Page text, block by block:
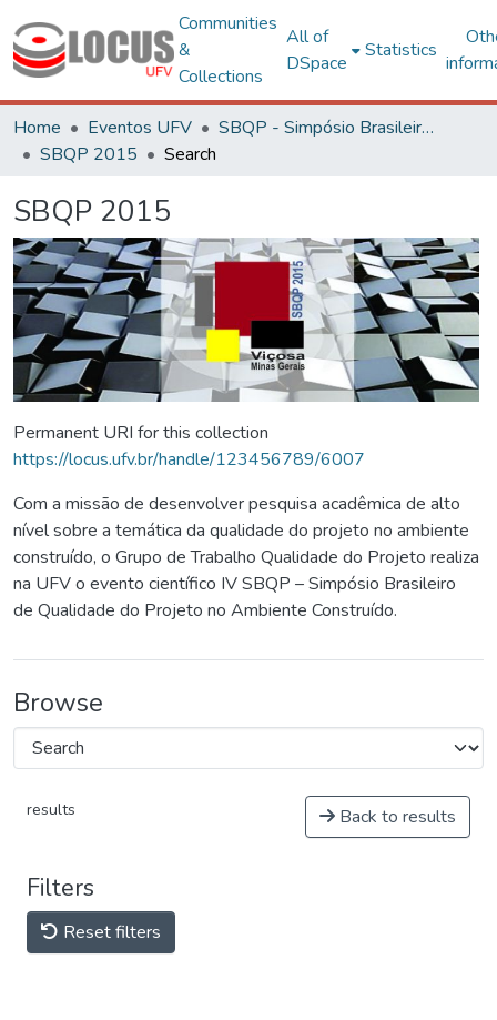
Communities
&
Collections
All of
DSpace
Statistics
Home Eventos UFV
SBQP - Simpósio Brasileiro de Qualidade do Projeto no Ambiente Construído
SBQP 2015
Search
SBQP 2015
Permanent URI for this collection
https://locus.ufv.br/handle/123456789/6007
Com a missão de desenvolver pesquisa acadêmica de alto
nível sobre a temática da qualidade do projeto no ambiente
construído, o Grupo de Trabalho Qualidade do Projeto realiza
na UFV o evento científico IV SBQP – Simpósio Brasileiro
de Qualidade do Projeto no Ambiente Construído.
Browse
results Back to results
Filters
Reset filters